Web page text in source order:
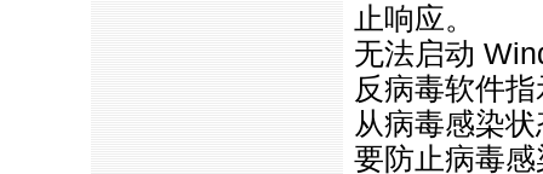
止响应。
无法启动
反病毒软件
从病毒感染
要防止病毒